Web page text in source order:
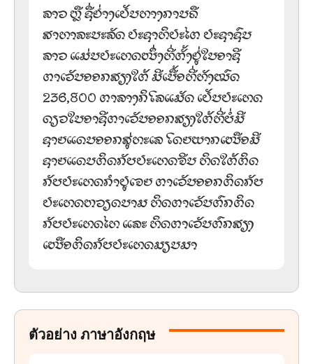
ລາວ ຫຼື ຊື່ຢ່າງເປັນທາງການຄື
ສາທາລະນະລັດ ປະຊາທິປະໄຕ ປະຊາຊົນ
ລາວ ແມ່ນປະເທດໜຶ່ງທີ່ຕັ້ງຢູ່ໃນອາຊີ
ຕາເວັນອອກສຽງໃຕ້ ມີເນື້ອທີ່ທັງໝົດ
236,800 ຕາລາງກິໂລແມັດ ເປັນປະເທດ
ດຽວໃນອາຊີຕາເວັນອອກສຽງໃຕ້ທີ່ບໍ່ມີ
ຊາຍແດນອອກສູ່ທະເລ ໂດຍພາກເໜືອມີ
ຊາຍແດນຕິດກັບປະເທດຈີນ ທິດໃຕ້ຕິດ
ກັບປະເທດກຳປູເຈຍ ຕາເວັນອອກຕິດກັບ
ປະເທດຫວຽດນາມ ທິດຕາເວັນຕົກຕິດ
ກັບປະເທດໄທ ແລະ ທິດຕາເວັນຕົກສຽງ
ເໜືອຕິດກັບປະເທດມຽນມາ
ตัวอย่าง ภาษาอังกฤษ